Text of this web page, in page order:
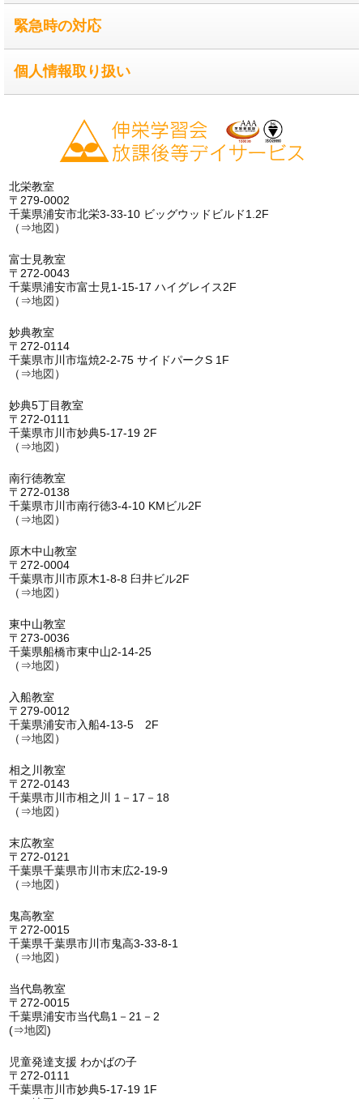
緊急時の対応
個人情報取り扱い
北栄教室
〒279-0002
千葉県浦安市北栄3-33-10 ビッグウッドビルド1.2F
（⇒地図 ）
富士見教室
〒272-0043
千葉県浦安市富士見1-15-17 ハイグレイス2F
（⇒地図 ）
妙典教室
〒272-0114
千葉県市川市塩焼2-2-75 サイドパークS 1F
（⇒地図 ）
妙典5丁目教室
〒272-0111
千葉県市川市妙典5-17-19 2F
（⇒地図 ）
南行徳教室
〒272-0138
千葉県市川市南行徳3-4-10 KMビル2F
（⇒地図 ）
原木中山教室
〒272-0004
千葉県市川市原木1-8-8 臼井ビル2F
（⇒地図 ）
東中山教室
〒273-0036
千葉県船橋市東中山2-14-25
（⇒地図 ）
入船教室
〒279-0012
千葉県浦安市入船4-13-5 2F
（⇒地図 ）
相之川教室
〒272-0143
千葉県市川市相之川 1－17－18
（⇒地図 ）
末広教室
〒272-0121
千葉県千葉県市川市末広2-19-9
（⇒地図 ）
鬼高教室
〒272-0015
千葉県千葉県市川市鬼高3-33-8-1
（⇒地図 ）
当代島教室
〒272-0015
千葉県浦安市当代島1－21－2
(⇒地図)
児童発達支援 わかばの子
〒272-0111
千葉県市川市妙典5-17-19 1F